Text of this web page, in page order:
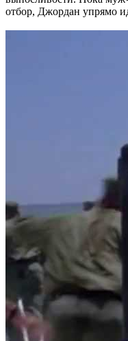
отбор, Джордан упрямо